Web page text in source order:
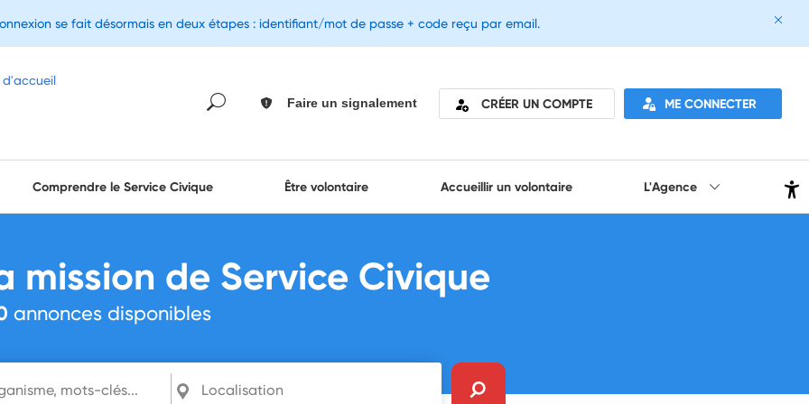
Faire un signalement CRÉER UN COMPTE ME CONNECTER
Comprendre le Service Civique Être volontaire Accueillir un volontaire L'Agence
mission de Service Civique
annonces disponibles
Localisation
se fait désormais en deux étapes : identifiant/mot de passe + code reçu par email.